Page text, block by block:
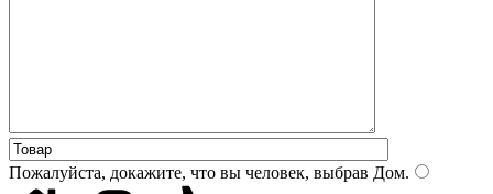
Пожалуйста, докажите, что вы человек, выбрав Дом.